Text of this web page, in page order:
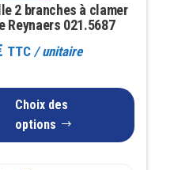
2 branches à clamer
Reynaers 021.5687
TTC/ unitaire
Choix des
options